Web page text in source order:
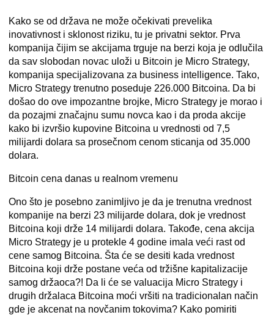
Kako se od država ne može očekivati prevelika
inovativnost i sklonost riziku, tu je privatni sektor. Prva
kompanija čijim se akcijama trguje na berzi koja je odlučila
da sav slobodan novac uloži u Bitcoin je Micro Strategy,
kompanija specijalizovana za business intelligence. Tako,
Micro Strategy trenutno poseduje 226.000 Bitcoina. Da bi
došao do ove impozantne brojke, Micro Strategy je morao i
da pozajmi značajnu sumu novca kao i da proda akcije
kako bi izvršio kupovine Bitcoina u vrednosti od 7,5
milijardi dolara sa prosečnom cenom sticanja od 35.000
dolara.
Bitcoin cena danas u realnom vremenu
Ono što je posebno zanimljivo je da je trenutna vrednost
kompanije na berzi 23 milijarde dolara, dok je vrednost
Bitcoina koji drže 14 milijardi dolara. Takođe, cena akcija
Micro Strategy je u protekle 4 godine imala veći rast od
cene samog Bitcoina. Šta će se desiti kada vrednost
Bitcoina koji drže postane veća od tržišne kapitalizacije
samog držaoca?! Da li će se valuacija Micro Strategy i
drugih držalaca Bitcoina moći vršiti na tradicionalan način
gde je akcenat na novčanim tokovima? Kako pomiriti